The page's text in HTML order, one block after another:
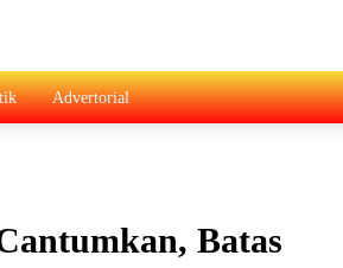
Advertorial
Batas